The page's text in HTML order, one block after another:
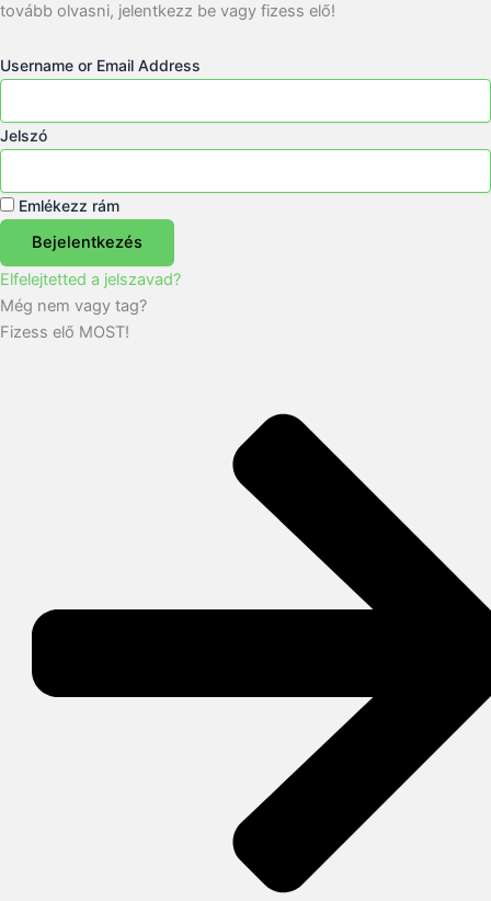
tovább olvasni, jelentkezz be vagy fizess elő!
Username or Email Address
Jelszó
Emlékezz rám
Bejelentkezés
Elfelejtetted a jelszavad?
Még nem vagy tag?
Fizess elő MOST!